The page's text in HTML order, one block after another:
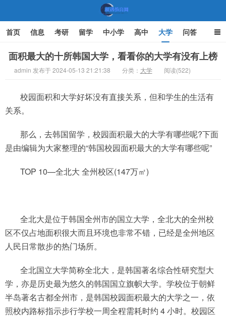
首页 信息 考研 留学 中小学 高中 大学 问答
文化 家庭教育
面积最大的十所韩国大学，看看你的大学有没有上榜
admin 发布于 2024-05-13 21:21:38 分类： 大学 阅读(522)
校园面积和大学好坏没有直接关系，但和学生的生活有
关系。
那么，去韩国留学，校园面积最大的大学有哪些呢?下面
是由编辑为大家整理的“韩国校园面积最大的大学有哪些呢”
TOP 10—全北大 全州校区(147万㎡)
全北大是位于韩国全州市的国立大学，全北大的全州校
区不仅占地面积很大而且环境也非常不错，已经是全州地区
人民日常散步的热门场所。
全北国立大学简称全北大，是韩国著名综合性研究型大
学，亦是历史最为悠久的韩国国立旗帜大学。学校位于朝鲜
半岛著名古都全州市，是韩国校园面积最大的大学之一，依
照校内路标指示步行学校一周全程需耗时约 4 小时。校园区